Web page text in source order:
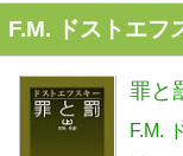
F.M. ドストエフ
罪と
F.M.